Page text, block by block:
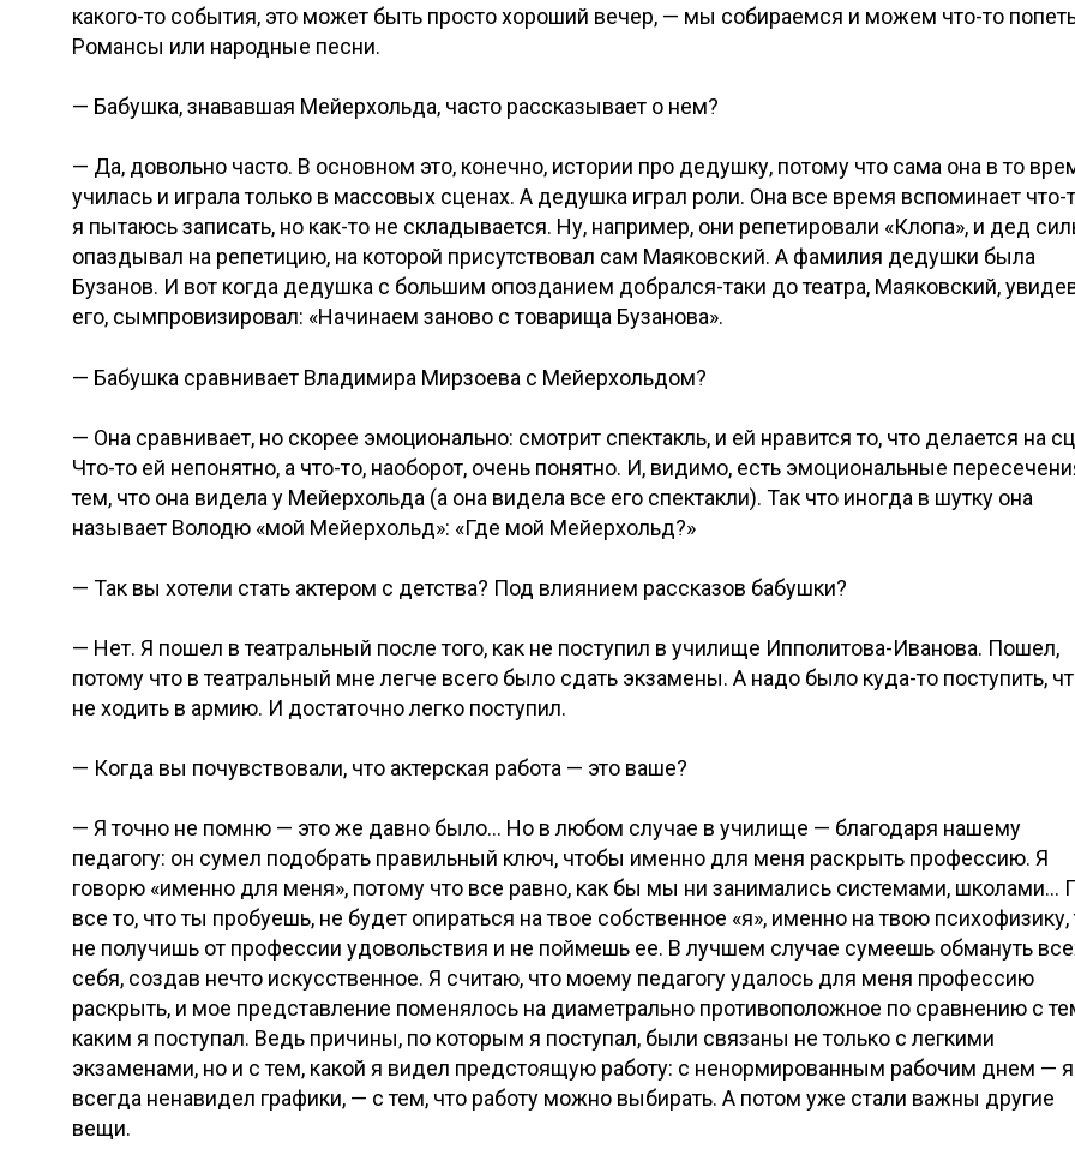
какого-то события, это может быть просто хороший вечер, — мы собираемся и можем что-то
Романсы или народные песни.
— Бабушка, знававшая Мейерхольда, часто рассказывает о нем?
— Да, довольно часто. В основном это, конечно, истории про дедушку, потому что сама она в то
училась и играла только в массовых сценах. А дедушка играл роли. Она все время вспоминает что-
я пытаюсь записать, но как-то не складывается. Ну, например, они репетировали «Клопа», и дед
опаздывал на репетицию, на которой присутствовал сам Маяковский. А фамилия дедушки была
Бузанов. И вот когда дедушка с большим опозданием добрался-таки до театра, Маяковский,
его, сымпровизировал: «Начинаем заново с товарища Бузанова».
— Бабушка сравнивает Владимира Мирзоева с Мейерхольдом?
— Она сравнивает, но скорее эмоционально: смотрит спектакль, и ей нравится то, что делается на
Что-то ей непонятно, а что-то, наоборот, очень понятно. И, видимо, есть эмоциональные
тем, что она видела у Мейерхольда (а она видела все его спектакли). Так что иногда в шутку она
называет Володю «мой Мейерхольд»: «Где мой Мейерхольд?»
— Так вы хотели стать актером с детства? Под влиянием рассказов бабушки?
— Нет. Я пошел в театральный после того, как не поступил в училище Ипполитова-Иванова. Пошел,
потому что в театральный мне легче всего было сдать экзамены. А надо было куда-то поступить,
не ходить в армию. И достаточно легко поступил.
— Когда вы почувствовали, что актерская работа — это ваше?
— Я точно не помню — это же давно было… Но в любом случае в училище — благодаря нашему
педагогу: он сумел подобрать правильный ключ, чтобы именно для меня раскрыть профессию. Я
говорю «именно для меня», потому что все равно, как бы мы ни занимались системами, школами…
все то, что ты пробуешь, не будет опираться на твое собственное «я», именно на твою психофизику,
не получишь от профессии удовольствия и не поймешь ее. В лучшем случае сумеешь обмануть
себя, создав нечто искусственное. Я считаю, что моему педагогу удалось для меня профессию
раскрыть, и мое представление поменялось на диаметрально противоположное по сравнению с
каким я поступал. Ведь причины, по которым я поступал, были связаны не только с легкими
экзаменами, но и с тем, какой я видел предстоящую работу: с ненормированным рабочим днем — я
всегда ненавидел графики, — с тем, что работу можно выбирать. А потом уже стали важны другие
вещи.